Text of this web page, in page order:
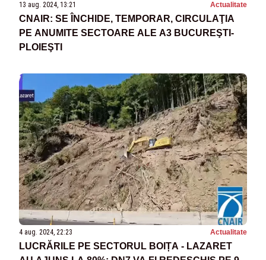
13 aug. 2024, 13:21 Actualitate
CNAIR: SE ÎNCHIDE, TEMPORAR, CIRCULAŢIA
PE ANUMITE SECTOARE ALE A3 BUCUREŞTI-
PLOIEŞTI
4 aug. 2024, 22:23 Actualitate
LUCRĂRILE PE SECTORUL BOIȚA - LAZARET